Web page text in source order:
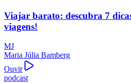
Viajar barato: descubra 7
viagens!
MJ
Maria Júlia Bamberg
Ouvir
podcast